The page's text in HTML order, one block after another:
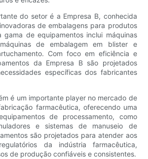
do setor é a Empresa B, conhecida
de embalagens para produtos
gama de equipamentos inclui máquinas
de embalagem em blister e
Com foco em eficiência e
da Empresa B são projetados
específicas dos fabricantes
é um importante player no mercado de
farmacêutica, oferecendo uma
de processamento, como
e sistemas de manuseio de
são projetados para atender aos
da indústria farmacêutica,
de produção confiáveis ​​e consistentes.